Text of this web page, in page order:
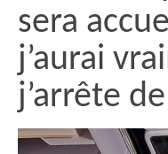
sera
j’aurai
j’arrête